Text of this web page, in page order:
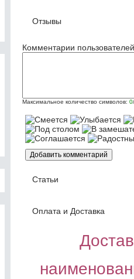
Отзывы
Комментарии пользователей
Максимальное количество символов: 0
Статьи
Оплата и Доставка